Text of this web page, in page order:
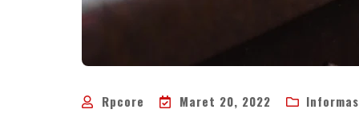
Rpcore Maret 20, 2022